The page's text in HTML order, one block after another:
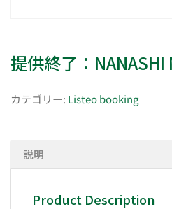
提供終了：NANASHI
カテゴリー: Listeo booking
説明
Product Description